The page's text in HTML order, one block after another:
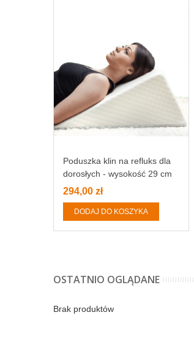
Poduszka klin na refluks dla
dorosłych - wysokość 29 cm
294,00 zł
DODAJ DO KOSZYKA
OSTATNIO OGLĄDANE
Brak produktów